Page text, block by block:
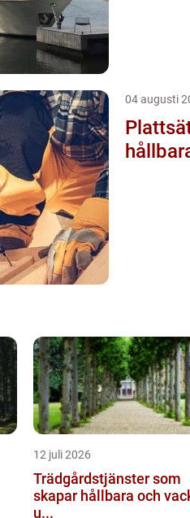
04 augusti
12 juli 2026
Trädgårdstjänster som
skapar hållbara och
u...